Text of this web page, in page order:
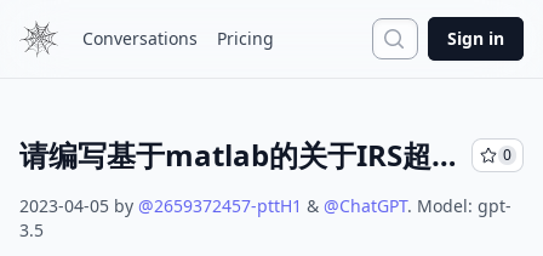
Conversations Pricing Search
Sign in
请编写基于matlab的关于IRS超表面的信道模型仿真代码 0
2023-04-05 by @2659372457-pttH1 & @ChatGPT. Model: gpt-
3.5